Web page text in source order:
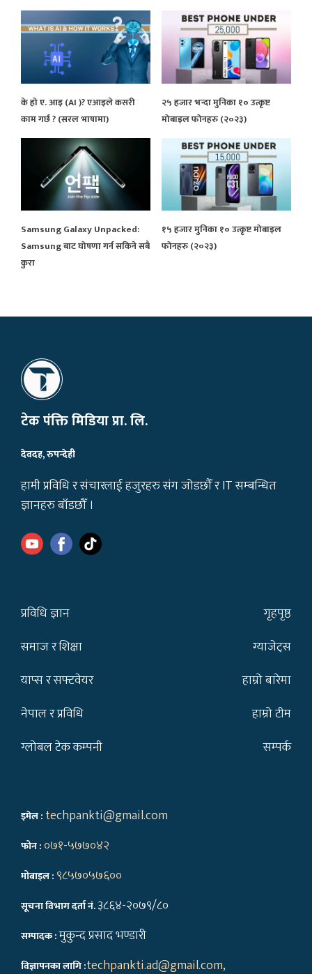
के हो ए. आइ (AI )? एआइले कसरी
काम गर्छ ? (सरल भाषामा)
२५ हजार भन्दा मुनिका १० उत्कृष्ट
मोबाइल फोनहरु (२०२३)
Samsung Galaxy Unpacked:
Samsung बाट घोषणा गर्न सकिने सबै
कुरा
१५ हजार मुनिका १० उत्कृष्ट मोबाइल
फोनहरु (२०२३)
टेक पंक्ति मिडिया प्रा. लि.
देवदह, रुपन्देही
हामी प्रविधि र संचारलाई हजुरहरु संग जोडछौँ र IT सम्बन्धित
ज्ञानहरु बाँडछौँ ।
प्रविधि ज्ञान
समाज र शिक्षा
याप्स र सफ्टवेयर
नेपाल र प्रविधि
ग्लोबल टेक कम्पनी
गृहपृष्ठ
ग्याजेट्स
हाम्रो बारेमा
हाम्रो टीम
सम्पर्क
इमेल : techpankti@gmail.com
फोन : ०७१-५७७०४२
मोबाइल : ९८५७०५७६००
सूचना विभाग दर्ता नं.३८६४-२०७९/८०
सम्पादक :मुकुन्द प्रसाद भण्डारी
विज्ञापनका लागि :techpankti.ad@gmail.com,